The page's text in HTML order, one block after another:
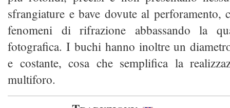
sfrangiature e bave dovute al perforamento,
fenomeni di rifrazione abbassando la
fotografica. I buchi hanno inoltre un
e costante, cosa che semplifica la
multiforo.